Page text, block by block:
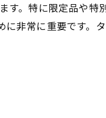
。特に限定品や特
非常に重要です。